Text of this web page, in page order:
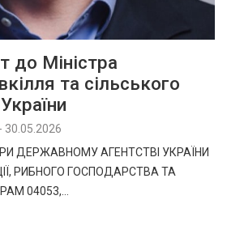
до Міністра
та сільського
- 30.05.2026
ДЕРЖАВНОМУ АГЕНТСТВІ УКРАЇНИ
РИБНОГО ГОСПОДАРСТВА ТА
04053,…